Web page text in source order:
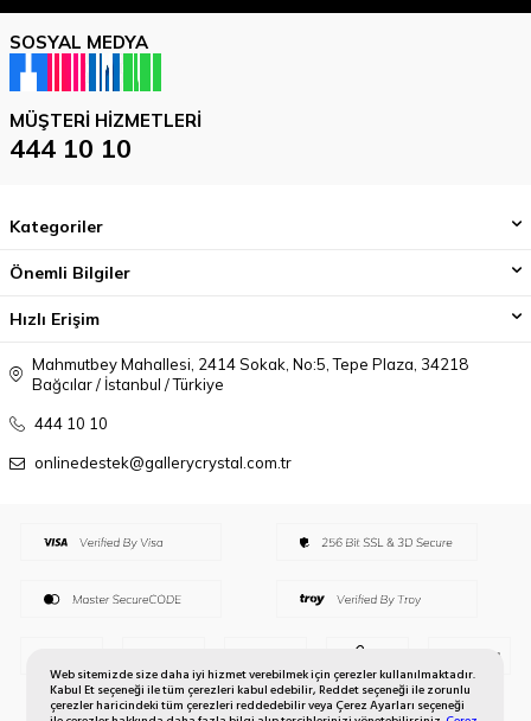
Web sitemizde size daha iyi hizmet verebilmek için çerezler kullanılmaktadır.
Kabul Et seçeneği ile tüm çerezleri kabul edebilir, Reddet seçeneği ile zorunlu
çerezler haricindeki tüm çerezleri reddedebilir veya Çerez Ayarları seçeneği
SOSYAL MEDYA
MÜŞTERI HIZMETLERI
444 10 10
Kategoriler
Önemli Bilgiler
Hızlı Erişim
Mahmutbey Mahallesi, 2414 Sokak, No:5, Tepe Plaza, 34218
Bağcılar / İstanbul / Türkiye
444 10 10
onlinedestek@gallerycrystal.com.tr